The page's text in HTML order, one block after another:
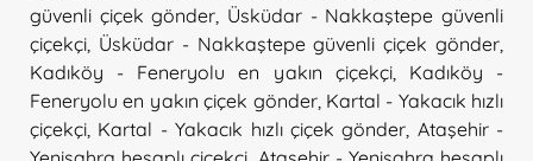
güvenli çiçek gönder Üsküdar - Nakkaştepe güvenli
çiçekçi Üsküdar - Nakkaştepe güvenli çiçek gönder
Kadıköy - Feneryolu en yakın çiçekçi, Kadıköy -
Feneryolu en yakın çiçek gönder, Kartal - Yakacık hızlı
çiçekçi Kartal - Yakacık hızlı çiçek gönder Ataşehir -